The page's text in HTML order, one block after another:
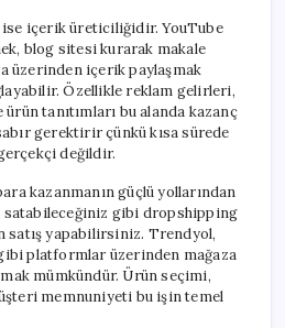
içerik üreticiliğidir. YouTube
blog sitesi kurarak makale
üzerinden içerik paylaşmak
Özellikle reklam gelirleri,
tanıtımları bu alanda kazanç
gerektirir çünkü kısa sürede
değildir.
kazanmanın güçlü yollarından
gibi dropshipping
satış yapabilirsiniz. Trendyol,
platformlar üzerinden mağaza
mümkündür. Ürün seçimi,
memnuniyeti bu işin temel